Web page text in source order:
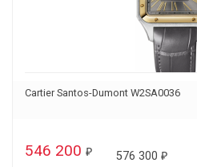
Cartier Santos-Dumont W2SA0036
546 200 ₽ 576 300 ₽